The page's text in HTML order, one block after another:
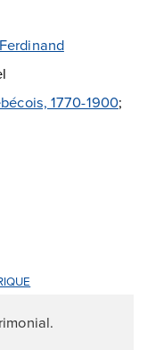
1770-1900;